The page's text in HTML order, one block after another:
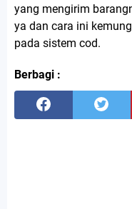
yang mengirim
ya dan cara ini
pada sistem cod.
Berbagi :